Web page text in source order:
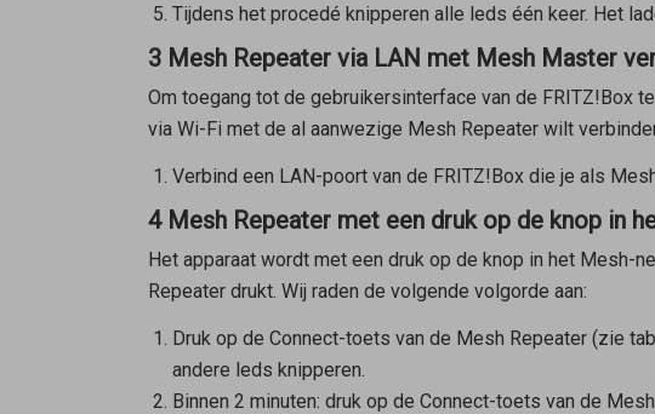
Tijdens het procedé knipperen alle leds één keer. Het
3 Mesh Repeater via LAN met Mesh Master
Om toegang tot de gebruikersinterface van de FRITZ!Box
via Wi-Fi met de al aanwezige Mesh Repeaterwilt
Verbind een LAN-poort van de FRITZ!Box die je als
4 Mesh Repeater met een druk op de knop in
Het apparaat wordt met een druk op de knop in het Mesh-
Repeaterdrukt. Wij raden de volgende volgorde aan:
Druk op de Connect-toets van de Mesh Repeater(zie
andere leds knipperen.
Binnen 2 minuten: druk op de Connect-toets van de